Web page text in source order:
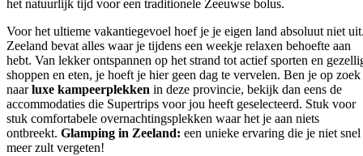
het natuurlijk tijd voor een traditionele Zeeuwse bolus.
Voor het ultieme vakantiegevoel hoef je je eigen land absoluut niet
Zeeland bevat alles waar je tijdens een weekje relaxen behoefte aan
hebt. Van lekker ontspannen op het strand tot actief sporten en
shoppen en eten, je hoeft je hier geen dag te vervelen. Ben je op zoek
naarluxe kampeerplekken in deze provincie, bekijk dan eens de
accommodaties die Supertrips voor jou heeft geselecteerd. Stuk voor
stuk comfortabele overnachtingsplekken waar het je aan niets
ontbreekt. Glamping in Zeeland: een unieke ervaring die je niet snel
meer zult vergeten!